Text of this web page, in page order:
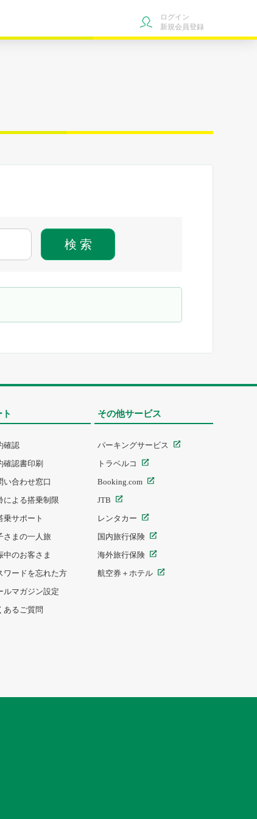
ログイン
新規会員登録
検 索
確認
確認書印刷
い合わせ窓口
による搭乗制限
乗サポート
さまの一人旅
中のお客さま
ワードを忘れた方
ルマガジン設定
あるご質問
その他サービス
パーキングサービス
トラベルコ
Booking.com
JTB
レンタカー
国内旅行保険
海外旅行保険
航空券＋ホテル